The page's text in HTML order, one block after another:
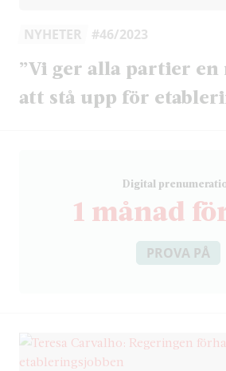
NYHETER #46/2023
”Vi ger alla partier
att stå upp för
Digital
1 månad
PROVA PÅ